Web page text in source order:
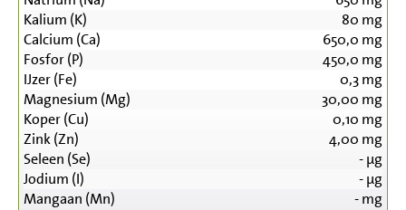
Kalium (K)
80 mg
Calcium (Ca)
650,0 mg
Fosfor (P)
450,0 mg
IJzer (Fe)
0,3mg
Magnesium (Mg)
30,00 mg
Koper (Cu)
0,10 mg
Zink (Zn)
4,00 mg
Seleen (Se)
-µg
Jodium (I)
-µg
Mangaan (Mn)
-mg